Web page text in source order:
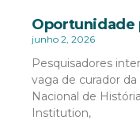
Oportunidade
junho 2, 2026
Pesquisadores
vaga de curador
Nacional de
Institution,